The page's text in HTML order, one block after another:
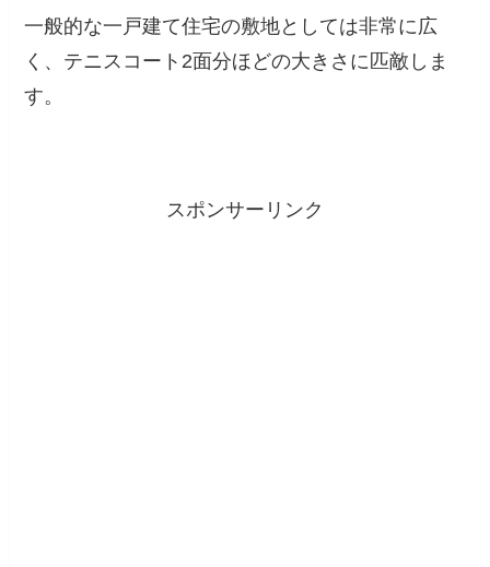
一般的な一戸建て住宅の敷地としては非常に広
く、テニスコート2面分ほどの大きさに匹敵しま
す。
スポンサーリンク